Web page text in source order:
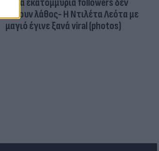
Δέκα εκατομμύρια followers δεν
κάνουν λάθος- Η Ντιλέτα Λεότα με
μαγιό έγινε ξανά viral (photos)